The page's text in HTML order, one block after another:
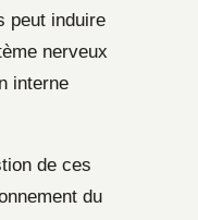
peut induire
nerveux
interne
de ces
du